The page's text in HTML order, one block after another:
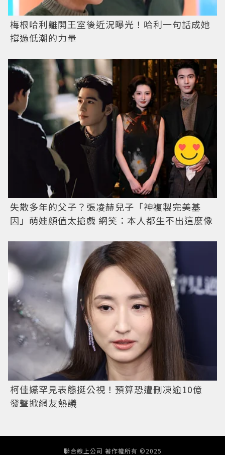
梅根哈利離開王室後近況曝光！哈利一句話成她
撐過低潮的力量
失散多年的父子？張凌赫兒子「神複製完美基
因」萌娃顏值太搶戲 網笑：本人都生不出這麼像
柯佳嬿罕見表態挺公視！預算恐遭刪凍逾10億
發聲掀網友熱議
聯合線上公司 著作權所有 ©2025